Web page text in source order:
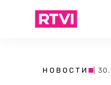
НОВОСТИ |